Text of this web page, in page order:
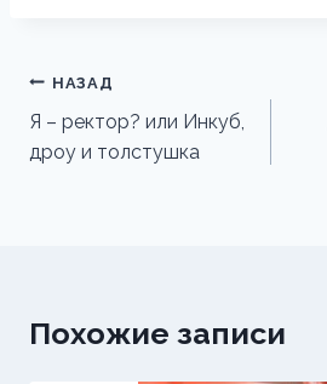
Навигация
по
записям
НАЗАД
Я – ректор? или Инкуб,
дроу и толстушка
Похожие записи